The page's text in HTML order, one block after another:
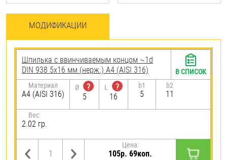
МОДИФИКАЦИИ
Шпилька c ввинчиваемым концом ~1d
DIN 938 5х16 мм (нерж.) A4 (AISI 316)
Материал
A4 (AISI 316)
Ø
?
5
L
?
16
b1
5
b2
11
Вес:
2.02 гр.
Цена:
105р. 69коп.
В СПИСОК